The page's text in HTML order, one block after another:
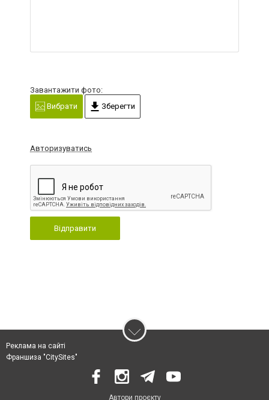
Завантажити фото:
Вибрати
Зберегти
Авторизуватись
Відправити
Реклама на сайті
Франшиза "CitySites"
Автори проєкту